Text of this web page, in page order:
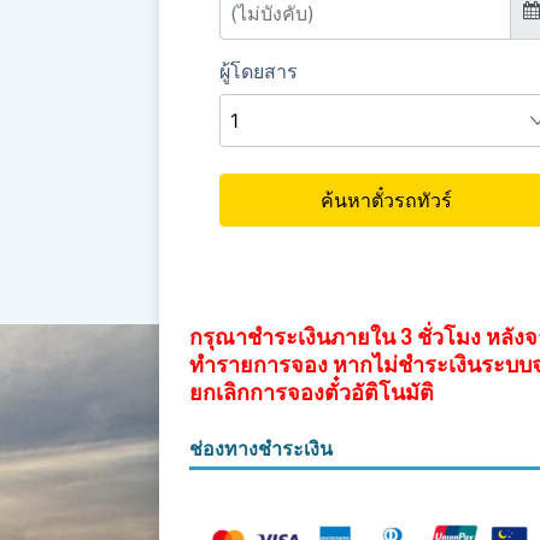
กรุณาชำระเงินภายใน 3 ชั่วโมง หลัง
ทำรายการจอง หากไม่ชำระเงินระบบ
ยกเลิกการจองตั๋วอัติโนมัติ
ช่องทางชำระเงิน